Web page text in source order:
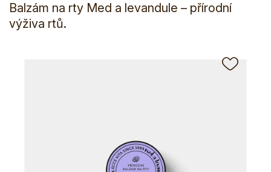
Balzám na rty Med a levandule – přírodní
výživa rtů.